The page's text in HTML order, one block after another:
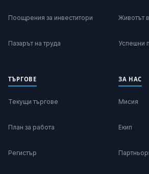
Поощрения за инвеститори
Пазарът на труда
Животът
Успешни
ТЪРГОВЕ
Текущи търгове
План за работа
Регистър
ЗА НАС
Мисия
Екип